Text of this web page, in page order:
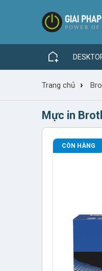
Trang chủ ›
Mực in
CÒN HÀNG